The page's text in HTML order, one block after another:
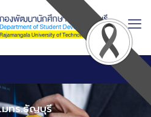
ทร.ธัญบุรี